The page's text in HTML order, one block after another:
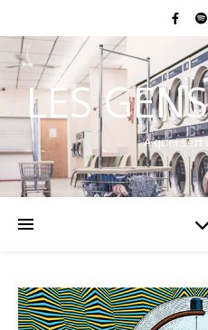
LES
A quoi sert